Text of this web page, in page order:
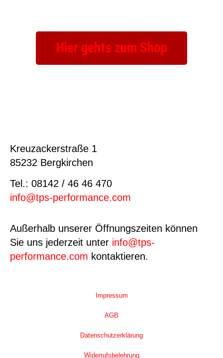
Hier gehts zum Shop
Kreuzackerstraße 1
85232 Bergkirchen
Tel.: 08142 / 46 46 470
info@tps-performance.com
Außerhalb unserer Öffnungszeiten können
Sie uns jederzeit unter info@tps-
performance.com kontaktieren.
Impressum
AGB
Datenschutzerklärung
Widerrufsbelehrung